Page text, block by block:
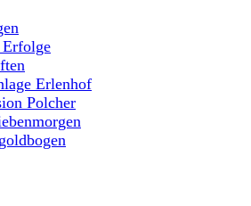
Erfolge
Erlenhof
Polcher